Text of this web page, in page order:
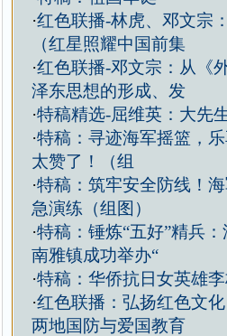
·红色联播-林虎、邓文宗
（红星照耀中国前集
·红色联播-邓文宗：从《
泽东思想的形成、发
·特稿精选-屈维英：大
·特稿：寻迹海军摇篮，
太赞了！​（组
·特稿：筑牢安全防线！
急演练（组图）
·特稿：锤炼“五好”精兵
南雅镇成功举办“
·特稿：华侨抗日女英雄
·红色联播：弘扬红色文
两地国防与爱国教育